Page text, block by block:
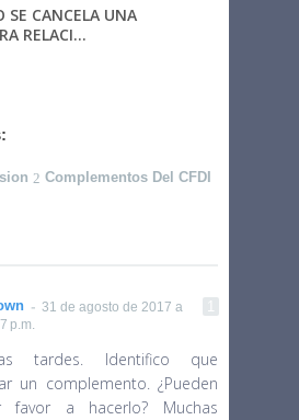
SE CANCELA UNA
RELACI...
Complementos Del CFDI
31 de agosto de 2017 a
p.m.
tardes. Identifico que
un complemento. ¿Pueden
favor a hacerlo? Muchas